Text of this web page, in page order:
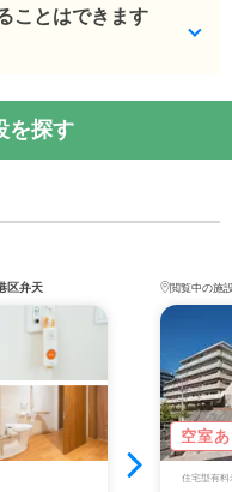
にことはできます
象外となるため、
ておりません。
を探す
区弁天 閲覧中の施
空室
住宅型有料